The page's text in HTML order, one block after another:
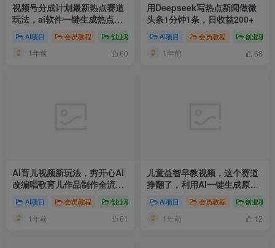
视频号分成计划最新热点赛道
玩法，ai软件一键生成热点视
日入3位数，可矩阵
AI项目 会员教程 创业项目 AI赚钱法则 新媒体项目 短
1年前 60
用Deepseek写热点新闻做微
头条1分钟1条，日收益200+
AI项目 会员教程 创业项目
1年前 68
AI育儿视频新玩法，穷开心AI
改编唱歌育儿作品制作全流程
拆解AI项目 会员教程 创业项目 AI赚钱法则 新媒体项目 爆
1年前 61
儿童益智早教视频，这个赛道
挣翻了，利用AI一键生成原创
视频，日入1000+
AI项目 会员教程 创业项目
1年前 12